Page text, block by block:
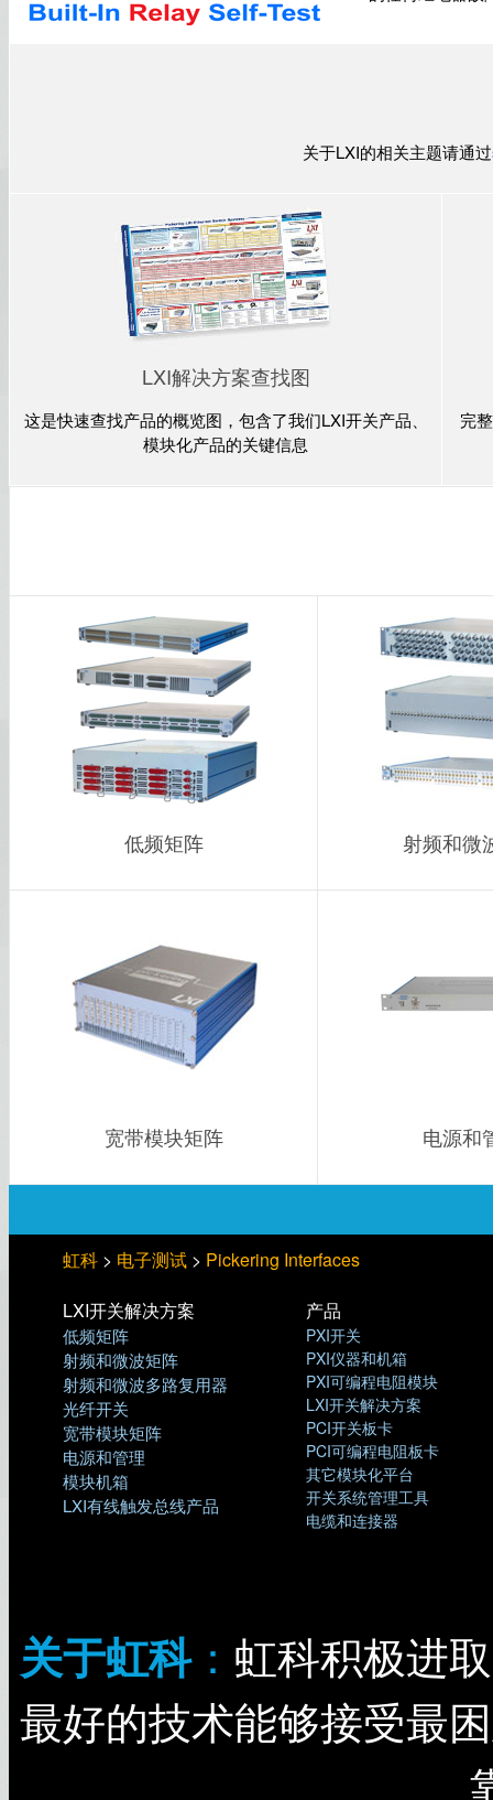
关于LXI的相关主题请通过
LXI解决方案查找图
这是快速查找产品的概览图，包含了我们LXI开关产品、
模块化产品的关键信息
完
低频矩阵 射频和微
宽带模块矩阵 电源和
虹科 > 电子测试 > Pickering Interfaces
LXI开关解决方案
低频矩阵
射频和微波矩阵
射频和微波多路复用器
光纤开关
宽带模块矩阵
电源和管理
模块机箱
LXI有线触发总线产品
产品
PXI开关
PXI仪器和机箱
PXI可编程电阻模块
LXI开关解决方案
PCI开关板卡
PCI可编程电阻板卡
其它模块化平台
开关系统管理工具
电缆和连接器
关于虹科： 虹科积极进
最好的技术能够接受最